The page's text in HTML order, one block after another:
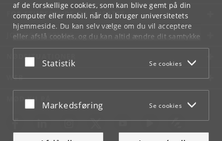
af de forskellige cookies, som kan blive gemt på din
computer eller mobil, når du bruger universitetets
hjemmeside. Du kan selv vælge om du vil acceptere
eller afslå cookies, og du kan altid ændre dit samtykke
underCookie- og privatlivspolitiksom du finder i
bunden af hver side.
Acceptér eller afslå
Statistik Se cookies
Acceptér eller afslå
Markedsføring Se cookies
FOR STUDERENDE OG ANSATTE
JOB OG KARRIERE
NØDSITUATIONER
WEB
MØD KU PÅ